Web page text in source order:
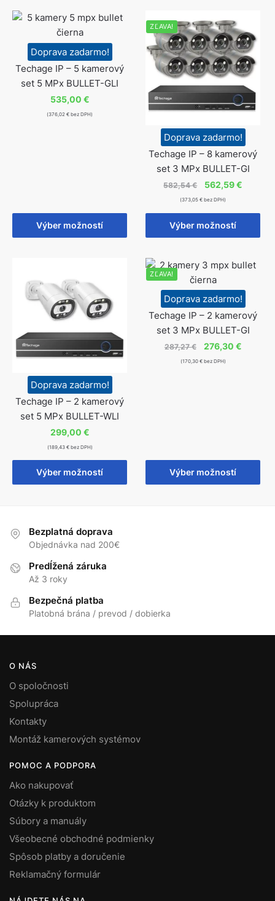
Doprava zadarmo!
Techage IP – 5 kamerový
set 5 MPx BULLET-GLI
535,00 €
(376,02 € bez DPH)
Výber možností
ZĽAVA!
Doprava zadarmo!
Techage IP – 8 kamerový
set 3 MPx BULLET-GI
582,54€ 562,59€
(373,05 € bez DPH)
Výber možností
Doprava zadarmo!
Techage IP – 2 kamerový
set 5 MPx BULLET-WLI
299,00 €
(189,43 € bez DPH)
Výber možností
ZĽAVA!
Doprava zadarmo!
Techage IP – 2 kamerový
set 3 MPx BULLET-GI
287,27€ 276,30 €
(170,30 € bez DPH)
Výber možností
Bezplatná doprava
Objednávka nad 200€
Predĺžená záruka
Až 3 roky
Bezpečná platba
Platobná brána / prevod / dobierka
O NÁS
O spoločnosti
Spolupráca
Kontakty
Montáž kamerových systémov
POMOC A PODPORA
Ako nakupovať
Otázky k produktom
Súbory a manuály
Všeobecné obchodné podmienky
Spôsob platby a doručenie
Reklamačný formulár